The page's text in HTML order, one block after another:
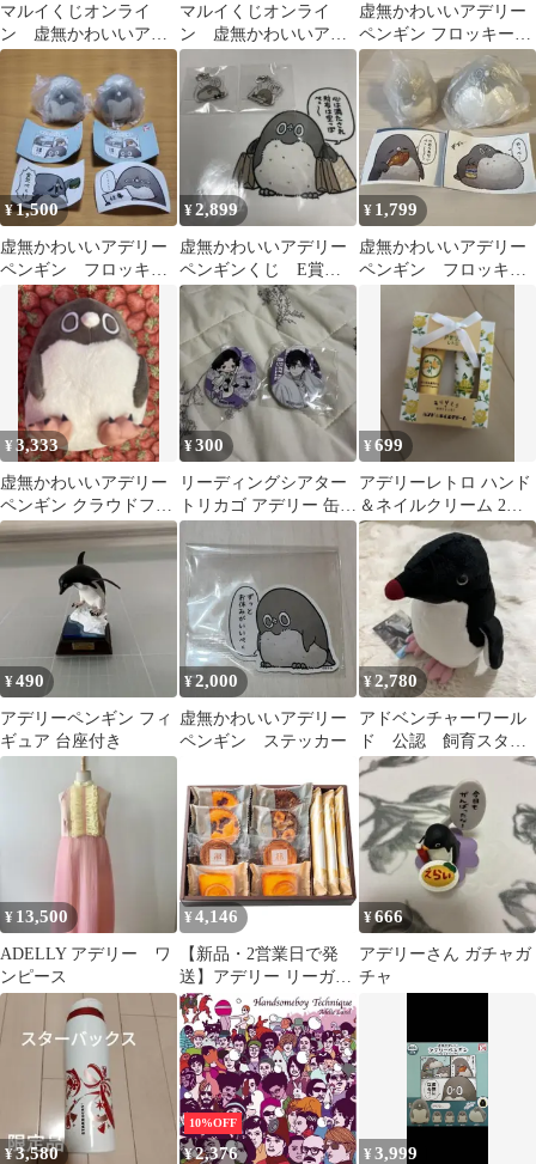
マルイくじオンライ
ン 虚無かわいいアデ
リーペンギン 意志が
続かない名場面集
マルイくじオンライ
ン 虚無かわいいアデ
リーペンギン 意志が
続かない名場面集 2枚
虚無かわいいアデリー
ペンギン フロッキーソ
フビ トホホ③
¥1,500
虚無かわいいアデリー
ペンギン フロッキー
ソフビ カプセルトイ
¥2,899
虚無かわいいアデリー
ペンギンくじ E賞ア
クリルチャーム D賞
タオル
¥ 1,799
虚無かわいいアデリー
ペンギン フロッキー
ソフビ フィギュア 2
種セット ガチャ
¥3,333
虚無かわいいアデリー
ペンギン クラウドファ
ンディング ぬいぐるみ
¥300
リーディングシアター
トリカゴ アデリー 缶バ
ッジ
¥699
アデリーレトロ ハンド
＆ネイルクリーム 2本
セット
¥490
アデリーペンギン フィ
ギュア 台座付き
¥2,000
虚無かわいいアデリー
ペンギン ステッカー
¥2,780
アドベンチャーワール
ド 公認 飼育スタッ
フ監修 アデリーペン
ギン ぬいぐるみ
¥ 13,500
ADELLY アデリー ワ
ンピース
¥ 4,146
【新品・2営業日で発
送】アデリー リーガロ
イヤルホテル ロイヤ
ル・ガトー・アンサン
ブル(11個) 0 0 RRB-02A
¥666
アデリーさん ガチャガ
チャ
¥3,580
10%OFF
¥2,376 ¥3,999